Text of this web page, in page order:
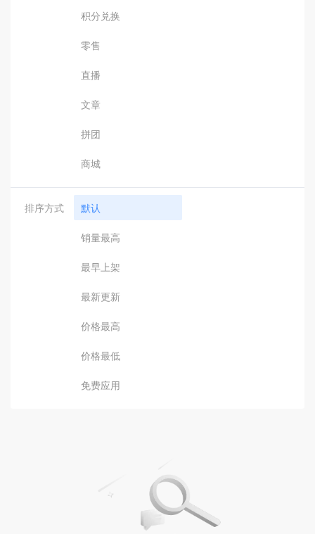
积分兑换
零售
直播
文章
拼团
商城
排序方式 默认
销量最高
最早上架
最新更新
价格最高
价格最低
免费应用